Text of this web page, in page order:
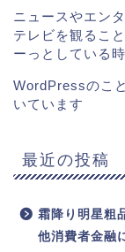
ニュースやエン
テレビを観るこ
ーっとしている
WordPressのこ
いています
最近の投稿
霜降り明星粗
他消費者金融